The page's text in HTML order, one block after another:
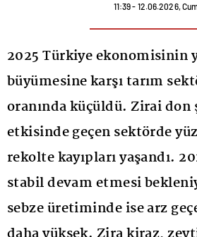
11:39 - 12.06.2026,
2025 Türkiye ekonomisinin
büyümesine karşı tarım
oranında küçüldü. Zirai don
etkisinde geçen sektörde
rekolte kayıpları yaşandı.
stabil devam etmesi
sebze üretiminde ise arz